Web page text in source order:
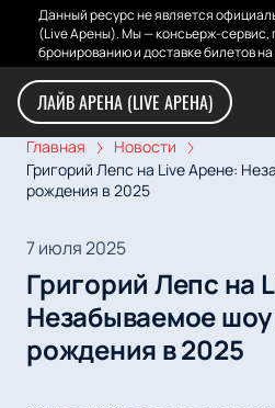
Данный ресурс не является
(Live Арены). Мы — консьерж-сервис,
бронированию и доставке билетов
ЛАЙВ АРЕНА (LIVE АРЕНА)
Главная
Новости
Григорий Лепс на Live Арене:
рождения в 2025
7 июля 2025
Григорий Лепс на
Незабываемое
рождения в 2025